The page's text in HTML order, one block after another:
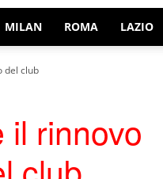
MILAN ROMA LAZIO
del club
il rinnovo